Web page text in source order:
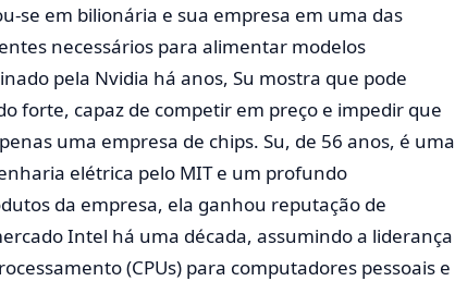
se em bilionária e sua empresa em uma das
necessários para alimentar modelos
pela Nvidia há anos, Su mostra que pode
forte, capaz de competir em preço e impedir que
uma empresa de chips. Su, de 56 anos, é uma
elétrica pelo MIT e um profundo
da empresa, ela ganhou reputação de
Intel há uma década, assumindo a liderança
(CPUs) para computadores pessoais e